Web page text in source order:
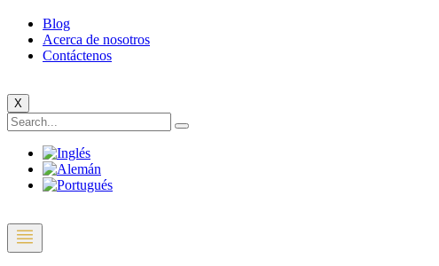
Blog
Acerca de nosotros
Contáctenos
X